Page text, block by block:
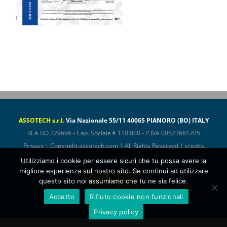
ASSOTECH s.r.l.Via Nazionale 55/11 40065 PIANORO (BO) ITALY
REA BO 229696 - Cap. Sociale € 110.000 - P.IVA 00523661205
Privacy| Copyrightassotech.com | All Rights Reserved | credits
sitesolutions.it
Assotech
ConfIndustria
Email
Utilizziamo i cookie per essere sicuri che tu possa avere la
migliore esperienza sul nostro sito. Se continui ad utilizzare
questo sito noi assumiamo che tu ne sia felice.
Accetto
Rifiuto cookie non funzionali
Privacy policy